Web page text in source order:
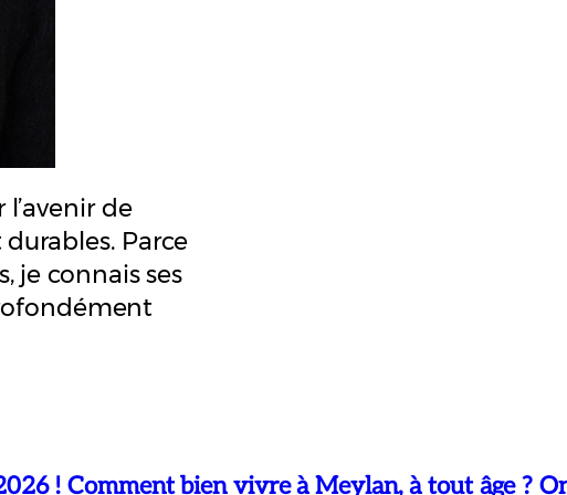
de
Parce
je connais ses
! Comment bien vivre à Meylan, à tout âge ?